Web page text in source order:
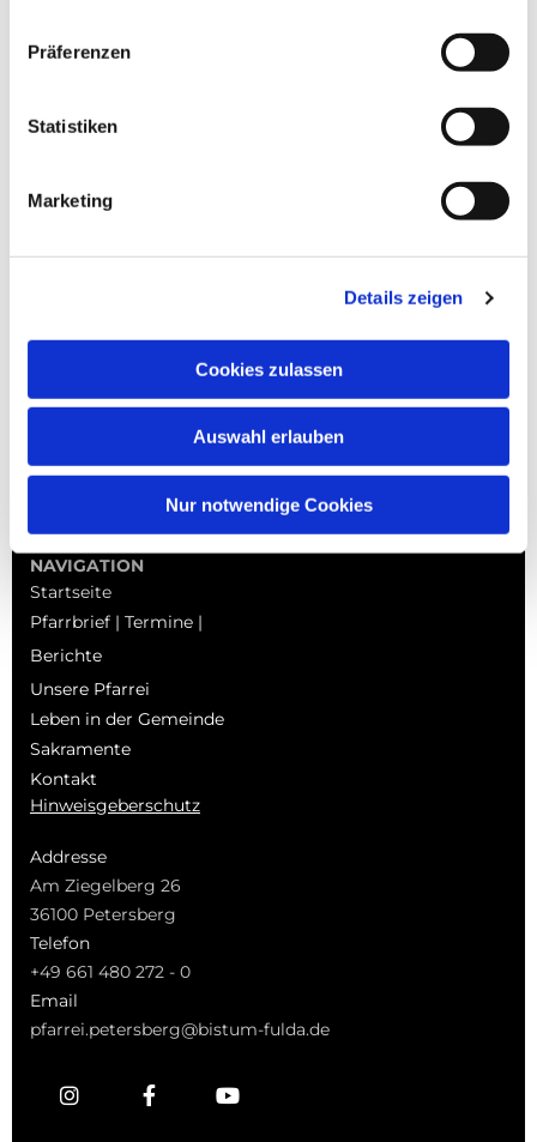
Präferenzen
Statistiken
Marketing
Details zeigen
Cookies zulassen
Auswahl erlauben
Nur notwendige Cookies
NAVIGATION
Startseite
Pfarrbrief | Termine |
Berichte
Unsere Pfarrei
Leben in der Gemeinde
Sakramente
Kontakt
Hinweisgeberschutz
Addresse
Am Ziegelberg 26
36100 Petersberg
Telefon
+49 661 480 272 - 0
Email
pfarrei.petersberg@bistum-fulda.de